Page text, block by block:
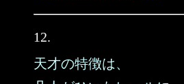
12.
天才の特徴は、